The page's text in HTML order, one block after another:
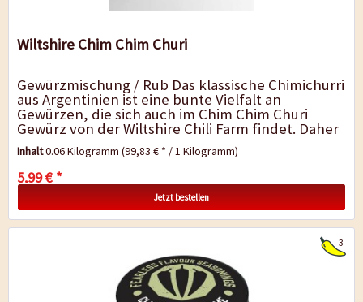
Wiltshire Chim Chim Churi
Gewürzmischung / Rub Das klassische Chimichurri
aus Argentinien ist eine bunte Vielfalt an
Gewürzen, die sich auch im Chim Chim Churi
Gewürz von der Wiltshire Chili Farm findet. Daher
ist die argentinisch...
Inhalt0.06 Kilogramm(99,83 € * / 1 Kilogramm)
5,99 € *
Jetzt bestellen
3